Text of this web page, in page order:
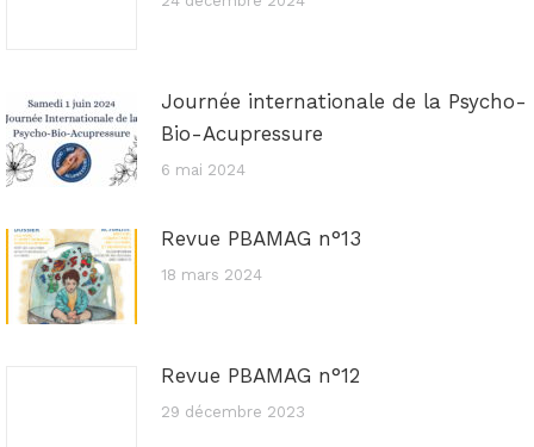
Journée internationale de la Psycho-
Bio-Acupressure
6 mai 2024
Revue PBAMAG n°13
18 mars 2024
Revue PBAMAG n°12
29 décembre 2023